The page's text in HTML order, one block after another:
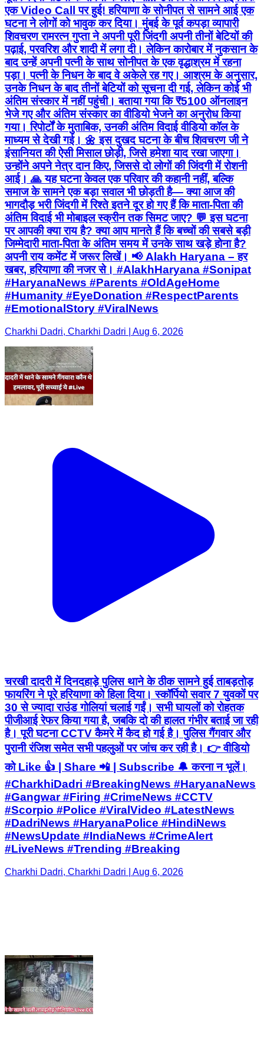
एक Video Call पर हुई! हरियाणा के सोनीपत से सामने आई एक
घटना ने लोगों को भावुक कर दिया। मुंबई के पूर्व कपड़ा व्यापारी
शिवचरण रामरत्न गुप्ता ने अपनी पूरी जिंदगी अपनी तीनों बेटियों की
पढ़ाई, परवरिश और शादी में लगा दी। लेकिन कारोबार में नुकसान के
बाद उन्हें अपनी पत्नी के साथ सोनीपत के एक वृद्धाश्रम में रहना
पड़ा। पत्नी के निधन के बाद वे अकेले रह गए। आश्रम के अनुसार,
उनके निधन के बाद तीनों बेटियों को सूचना दी गई, लेकिन कोई भी
अंतिम संस्कार में नहीं पहुंची। बताया गया कि ₹5100 ऑनलाइन
भेजे गए और अंतिम संस्कार का वीडियो भेजने का अनुरोध किया
गया। रिपोर्टों के मुताबिक, उनकी अंतिम विदाई वीडियो कॉल के
माध्यम से देखी गई। 🌼 इस दुखद घटना के बीच शिवचरण जी ने
इंसानियत की ऐसी मिसाल छोड़ी, जिसे हमेशा याद रखा जाएगा।
उन्होंने अपने नेत्र दान किए, जिससे दो लोगों की जिंदगी में रोशनी
आई। 🙏 यह घटना केवल एक परिवार की कहानी नहीं, बल्कि
समाज के सामने एक बड़ा सवाल भी छोड़ती है— क्या आज की
भागदौड़ भरी जिंदगी में रिश्ते इतने दूर हो गए हैं कि माता-पिता की
अंतिम विदाई भी मोबाइल स्क्रीन तक सिमट जाए? 💬 इस घटना
पर आपकी क्या राय है? क्या आप मानते हैं कि बच्चों की सबसे बड़ी
जिम्मेदारी माता-पिता के अंतिम समय में उनके साथ खड़े होना है?
अपनी राय कमेंट में जरूर लिखें। 📢 Alakh Haryana – हर
खबर, हरियाणा की नजर से। #AlakhHaryana #Sonipat
#HaryanaNews #Parents #OldAgeHome
#Humanity #EyeDonation #RespectParents
#EmotionalStory #ViralNews
Charkhi Dadri, Charkhi Dadri | Aug 6, 2026
चरखी दादरी में दिनदहाड़े पुलिस थाने के ठीक सामने हुई ताबड़तोड़
फायरिंग ने पूरे हरियाणा को हिला दिया। स्कॉर्पियो सवार 7 युवकों पर
30 से ज्यादा राउंड गोलियां चलाई गईं। सभी घायलों को रोहतक
पीजीआई रेफर किया गया है, जबकि दो की हालत गंभीर बताई जा रही
है। पूरी घटना CCTV कैमरे में कैद हो गई है। पुलिस गैंगवार और
पुरानी रंजिश समेत सभी पहलुओं पर जांच कर रही है। 👉 वीडियो
को Like 👍 | Share 📲 | Subscribe 🔔 करना न भूलें।
#CharkhiDadri #BreakingNews #HaryanaNews
#Gangwar #Firing #CrimeNews #CCTV
#Scorpio #Police #ViralVideo #LatestNews
#DadriNews #HaryanaPolice #HindiNews
#NewsUpdate #IndiaNews #CrimeAlert
#LiveNews #Trending #Breaking
Charkhi Dadri, Charkhi Dadri | Aug 6, 2026